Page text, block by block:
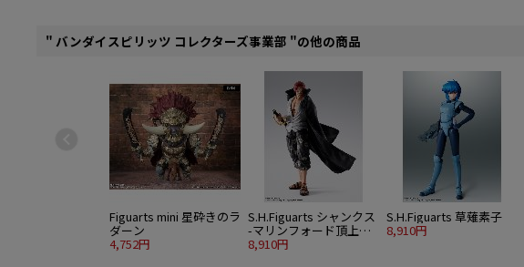
" バンダイスピリッツ コレクターズ事業部 "の他の商品
Figuarts mini 星砕きのラ
ダーン
4,752円
S.H.Figuarts シャンクス
-マリンフォード頂上決
戦-
8,910円
S.H.Figuarts 草薙素子
8,910円